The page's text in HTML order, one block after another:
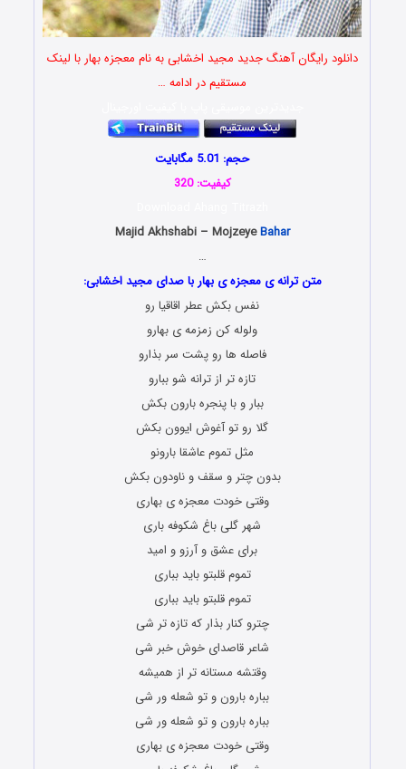
دانلود رایگان آهنگ جدید مجید اخشابی به نام معجزه بهار با لینک
مستقیم در ادامه …
حجم: 5.01 مگابایت
کیفیت: 320
Majid Akhshabi – MojzeyeBahar
…
متن ترانه ی معجزه ی بهار با صدای مجید اخشابی:
نفس بکش عطر اقاقیا رو
ولوله کن زمزمه ی بهارو
فاصله ها رو پشت سر بذارو
تازه تر از ترانه شو ببارو
ببار و با پنجره بارون بکش
گلا رو تو آغوش ایوون بکش
مثل تموم عاشقا بارونو
بدون چتر و سقف و ناودون بکش
وقتی خودت معجزه ی بهاری
شهر گلی باغ شکوفه باری
برای عشق و آرزو و امید
تموم قلبتو باید بباری
تموم قلبتو باید بباری
چترو کنار بذار که تازه تر شی
شاعر قاصدای خوش خبر شی
وقتشه مستانه تر از همیشه
بباره بارون و تو شعله ور شی
بباره بارون و تو شعله ور شی
وقتی خودت معجزه ی بهاری